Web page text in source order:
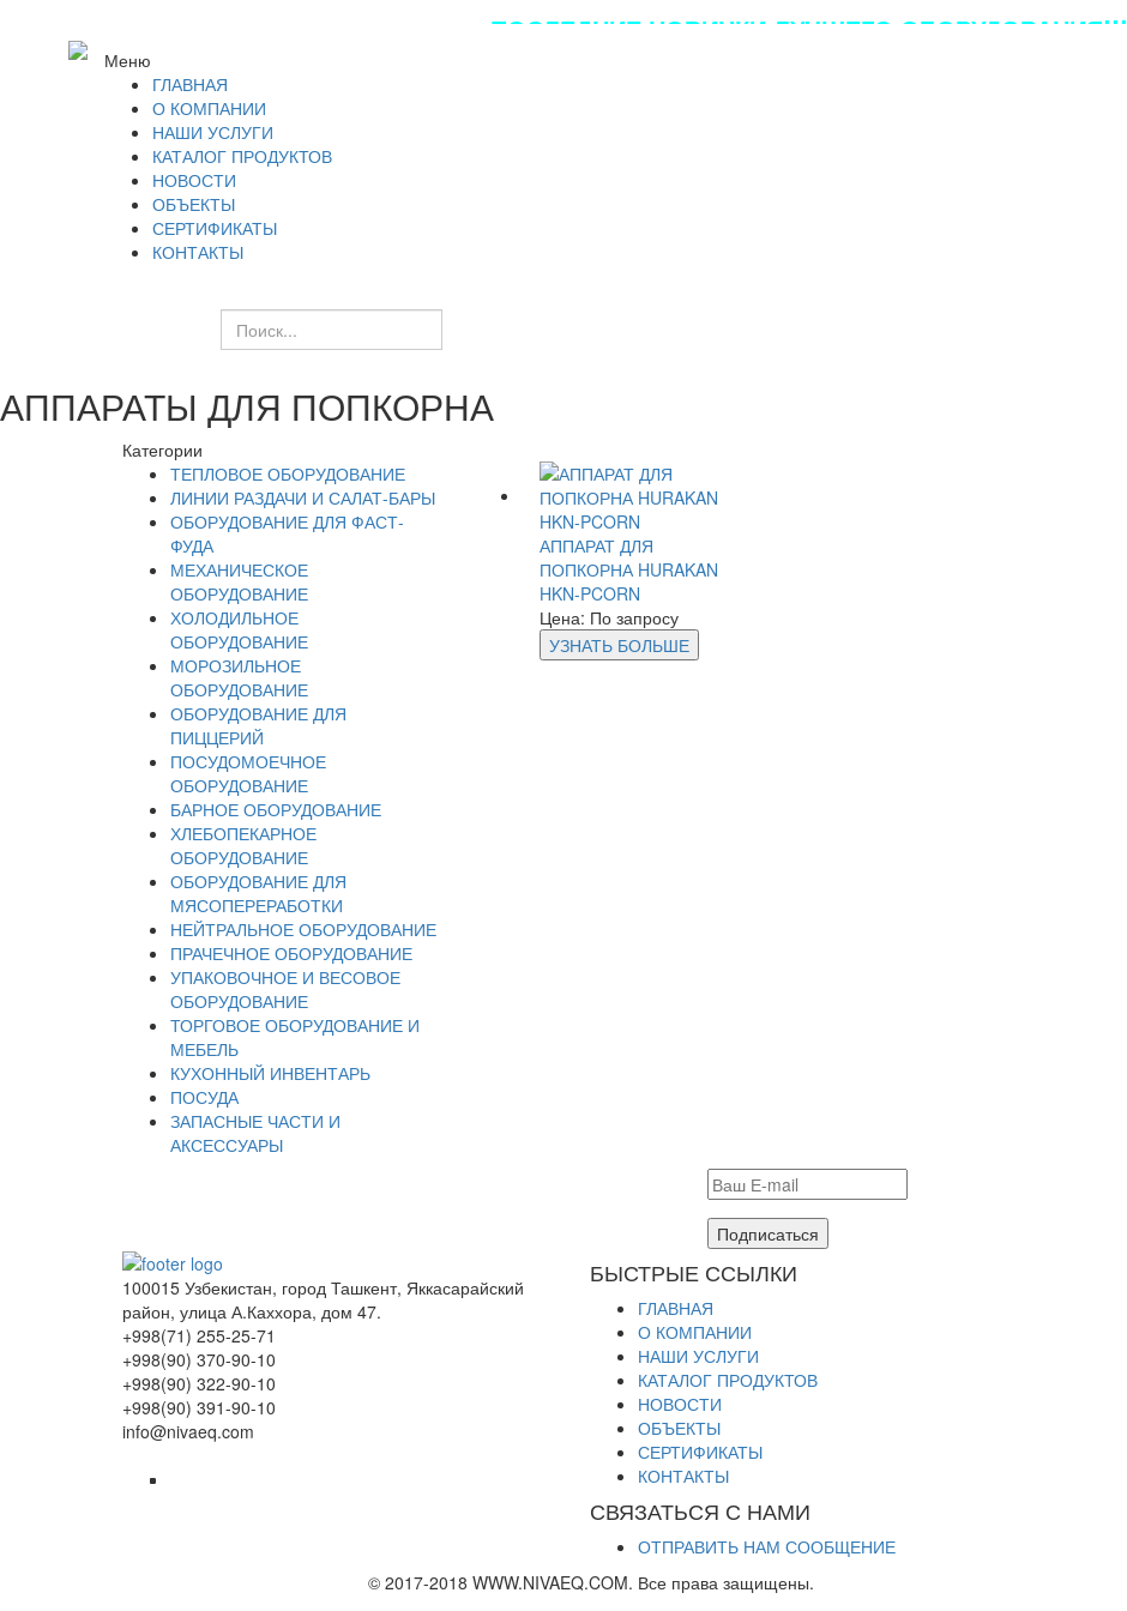
ПОСЛЕДНИЕ НОВИНКИ ЛУЧШЕГО ОБОРУДОВАНИЯ!!!
Меню
ГЛАВНАЯ
О КОМПАНИИ
НАШИ УСЛУГИ
КАТАЛОГ ПРОДУКТОВ
НОВОСТИ
ОБЪЕКТЫ
СЕРТИФИКАТЫ
КОНТАКТЫ
АППАРАТЫ ДЛЯ ПОПКОРНА
АППАРАТ ДЛЯ
ПОПКОРНА HURAKAN
HKN-PCORN
Цена: По запросу
УЗНАТЬ БОЛЬШЕ
Категории
ТЕПЛОВОЕ ОБОРУДОВАНИЕ
ЛИНИИ РАЗДАЧИ И САЛАТ-БАРЫ
ОБОРУДОВАНИЕ ДЛЯ ФАСТ-
ФУДА
МЕХАНИЧЕСКОЕ
ОБОРУДОВАНИЕ
ХОЛОДИЛЬНОЕ
ОБОРУДОВАНИЕ
МОРОЗИЛЬНОЕ
ОБОРУДОВАНИЕ
ОБОРУДОВАНИЕ ДЛЯ
ПИЦЦЕРИЙ
ПОСУДОМОЕЧНОЕ
ОБОРУДОВАНИЕ
БАРНОЕ ОБОРУДОВАНИЕ
ХЛЕБОПЕКАРНОЕ
ОБОРУДОВАНИЕ
ОБОРУДОВАНИЕ ДЛЯ
МЯСОПЕРЕРАБОТКИ
НЕЙТРАЛЬНОЕ ОБОРУДОВАНИЕ
ПРАЧЕЧНОЕ ОБОРУДОВАНИЕ
УПАКОВОЧНОЕ И ВЕСОВОЕ
ОБОРУДОВАНИЕ
ТОРГОВОЕ ОБОРУДОВАНИЕ И
МЕБЕЛЬ
КУХОННЫЙ ИНВЕНТАРЬ
ПОСУДА
ЗАПАСНЫЕ ЧАСТИ И
АКСЕССУАРЫ
Подписаться
100015 Узбекистан, город Ташкент, Яккасарайский
район, улица А.Каххора, дом 47.
+998(71) 255-25-71
+998(90) 370-90-10
+998(90) 322-90-10
+998(90) 391-90-10
info@nivaeq.com
БЫСТРЫЕ ССЫЛКИ
ГЛАВНАЯ
О КОМПАНИИ
НАШИ УСЛУГИ
КАТАЛОГ ПРОДУКТОВ
НОВОСТИ
ОБЪЕКТЫ
СЕРТИФИКАТЫ
КОНТАКТЫ
СВЯЗАТЬСЯ С НАМИ
ОТПРАВИТЬ НАМ СООБЩЕНИЕ
© 2017-2018 WWW.NIVAEQ.COM. Все права защищены.